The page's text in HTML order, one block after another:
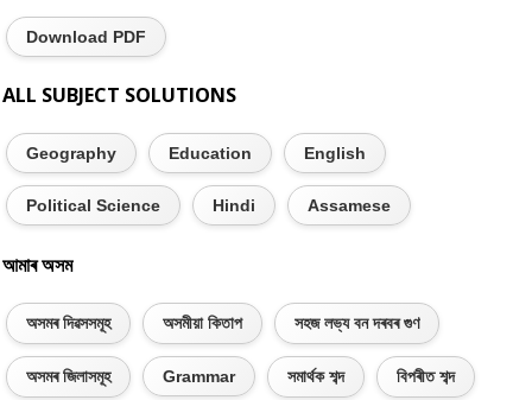
Download PDF
ALL SUBJECT SOLUTIONS
Geography Education English
Political Science Hindi Assamese
আমাৰ অসম
অসমৰ দিৱসসমূহ অসমীয়া কিতাপ সহজ লভ্য বন দৰবৰ গুণ
অসমৰ জিলাসমূহ Grammar সমাৰ্থক শব্দ বিপৰীত শব্দ